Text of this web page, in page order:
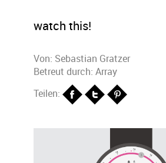
watch this!
Von: Sebastian Gratzer
Betreut durch: Array
Teilen: